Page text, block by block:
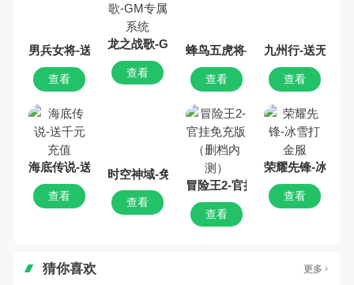
男兵女将-送1W代金券
查看
龙之战歌-GM专属系统
查看
蜂鸟五虎将-送万充万抽
查看
九州行-送无限资
查看
海底传说-送千元充值
查看
时空神域-免费GM直充
查看
冒险王2-官挂免充版（删档内测
查看
荣耀先锋-冰雪打
查看
猜你喜欢 更多